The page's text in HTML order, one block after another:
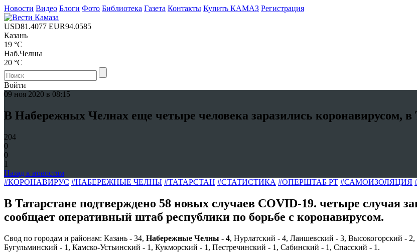
Новости Видео Блоги Фото Библиотека Газета Контакты Купить КАМАЗ Регистрация
USD81.4077 EUR94.0585
Казань
19 °C
Наб.Челны
20 °C
Войти
09 ноя 2020 в 08:15
В Набережных Челнах еще четыре человека заразились коронавирусом, в
204
0
0
1
Назад к новостям
#КОРОНАВИРУС #НАБЕРЕЖНЫЕ ЧЕЛНЫ #ТАТАРСТАН #СТАТИСТИКА #ОПЕРШТАБ РТ #САМОИЗОЛЯЦИЯ
В Татарстане подтверждено 58 новых случаев COVID-19. четыре случая
сообщает оперативный штаб республики по борьбе с коронавирусом.
Свод по городам и районам: Казань - 34, Набережные Челны - 4, Нурлатский - 4, Лаишевский - 3, Высокогорский -
Бугульминский - 1, Камско-Устьинский - 1, Кукморский - 1, Пестречинский - 1, Сабинский - 1, Спасский - 1.